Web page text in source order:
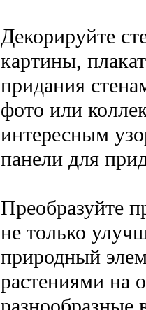
Декорируйте
картины,
придания
фото или
интересным
панели для
Преобразуйте
не только
природный
растениями на